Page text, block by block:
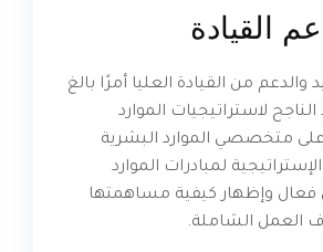
القيادة
والدعم من القيادة العليا أمرًا بالغ
الناجح لاستراتيجيات الموارد
متخصصي الموارد البشرية
لمبادرات الموارد
فعال وإظهار كيفية مساهمتها
العمل الشاملة.